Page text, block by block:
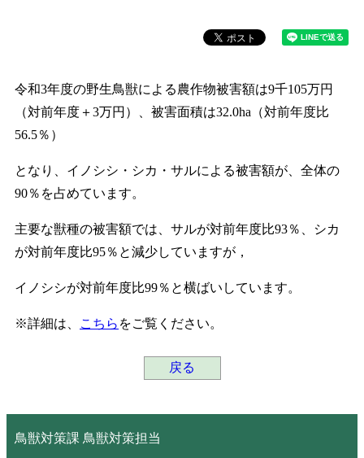
令和3年度の野生鳥獣による農作物被害額は9千105万円
（対前年度＋3万円）、被害面積は32.0ha（対前年度比
56.5％）
となり、イノシシ・シカ・サルによる被害額が、全体の
90％を占めています。
主要な獣種の被害額では、サルが対前年度比93％、シカ
が対前年度比95％と減少していますが，
イノシシが対前年度比99％と横ばいしています。
※詳細は、 こちら をご覧ください。
戻る
鳥獣対策課 鳥獣対策担当